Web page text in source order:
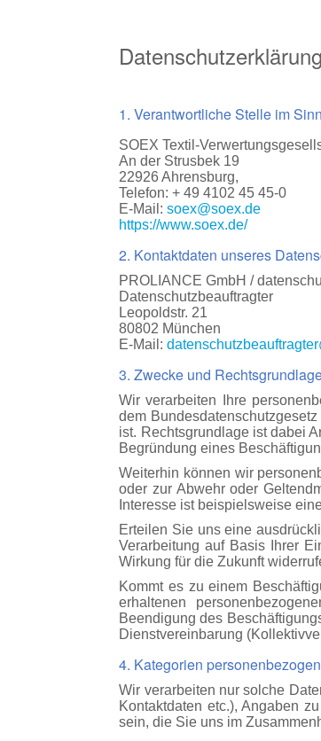
Datenschutzerklärung
1. Verantwortliche Stelle im
SOEX Textil-
An der Strusbek 19
22926 Ahrensburg,
Telefon: + 49 4102 45 45-0
E-Mail:soex@soex.de
https://www.soex.de/
2. Kontaktdaten unseres
PROLIANCE GmbH /
Datenschutzbeauftragter
Leopoldstr. 21
80802 München
E-Mail:
3. Zwecke und
Wir verarbeiten Ihre
dem
ist. Rechtsgrundlage ist dabei
Begründung eines
Weiterhin können wir
oder zur Abwehr oder
Interesse ist beispielsweise
Erteilen Sie uns eine
Verarbeitung auf Basis Ihrer
Wirkung für die Zukunft
Kommt es zu einem
erhaltenen
Beendigung des
Dienstvereinbarung
4. Kategorien
Wir verarbeiten nur solche
Kontaktdaten etc.), Angaben
sein, die Sie uns im